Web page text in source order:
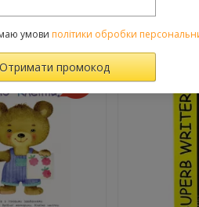
ТАКОЖ КУПУЮТЬ
-10%
умови політики обробки